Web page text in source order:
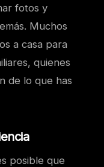
fotos y
Muchos
a casa para
quienes
de lo que has
posible que